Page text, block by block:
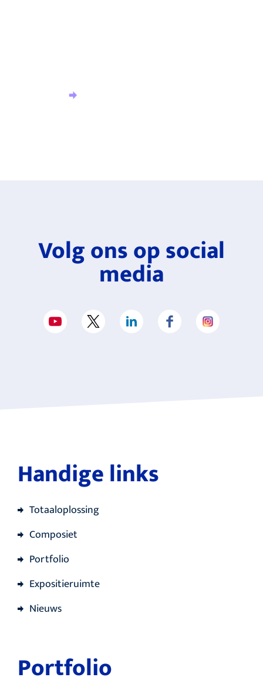
Volg ons op social
media
Handige links
Totaaloplossing
Composiet
Portfolio
Expositieruimte
Nieuws
Portfolio